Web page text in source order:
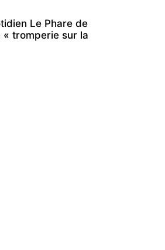
Le Phare de
« tromperie sur la